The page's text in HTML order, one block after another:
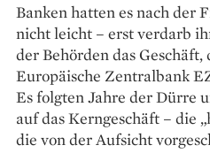
Banken hatten es nach der
nicht leicht – erst verdarb
der Behörden das Geschäft,
Europäische Zentralbank
Es folgten Jahre der Dürre
auf das Kerngeschäft – die
die von der Aufsicht